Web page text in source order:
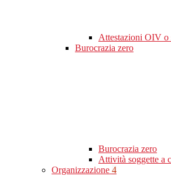
Attestazioni OIV o
Burocrazia zero
Burocrazia zero
Attività soggette a
Organizzazione 4